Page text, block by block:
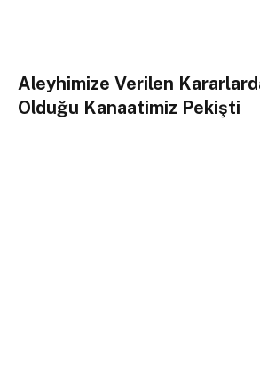
Aleyhimize Verilen
Olduğu Kanaatimiz Pekişti